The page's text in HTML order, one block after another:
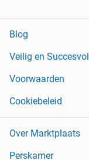
Blog
Veilig en Succesvol
Voorwaarden
Cookiebeleid
Over Marktplaats
Perskamer